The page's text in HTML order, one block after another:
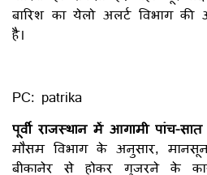
बारिश का येलो अलर्ट विभाग
है।
PC: patrika
पूर्वी राजस्थान में आगामी पांच-सात
मौसम विभाग के अनुसार,
बीकानेर से होकर गुजरने के